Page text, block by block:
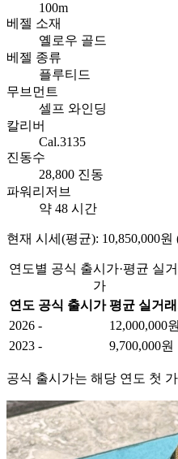
100m
베젤 소재
옐로우 골드
베젤 종류
플루티드
무브먼트
셀프 와인딩
칼리버
Cal.3135
진동수
28,800 진동
파워리저브
약 48 시간
현재 시세(평균): 10,850,000원
연도별 공식 출시가·평균 실
가
연도 공식 출시가 평균 실거
2026 -
12,000,000원
2023 - 9,700,000원
공식 출시가는 해당 연도 첫